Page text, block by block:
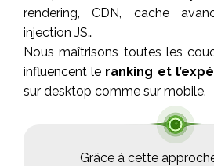
rendering, CDN, cache
injection JS…
Nous maîtrisons toutes les
influencent le ranking et
sur desktop comme sur mobile.
Grâce à cette